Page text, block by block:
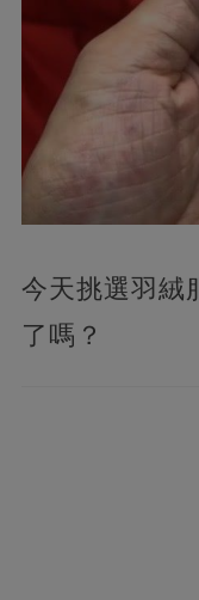
今天挑選羽絨
了嗎？